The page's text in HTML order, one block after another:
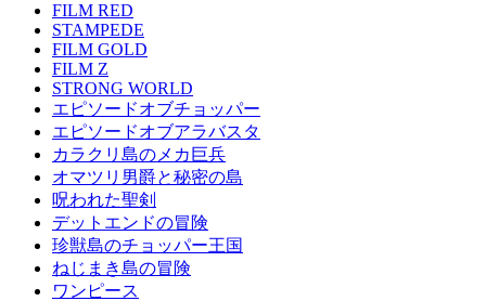
FILM RED
STAMPEDE
FILM GOLD
FILM Z
STRONG WORLD
エピソードオブチョッパー
エピソードオブアラバスタ
カラクリ島のメカ巨兵
オマツリ男爵と秘密の島
呪われた聖剣
デットエンドの冒険
珍獣島のチョッパー王国
ねじまき島の冒険
ワンピース